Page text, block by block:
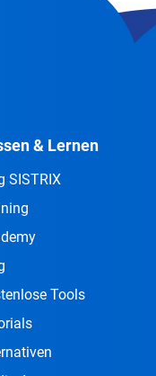
& Lernen
SISTRIX
Tools